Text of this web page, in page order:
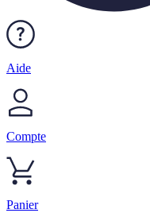
Aide
Compte
Panier